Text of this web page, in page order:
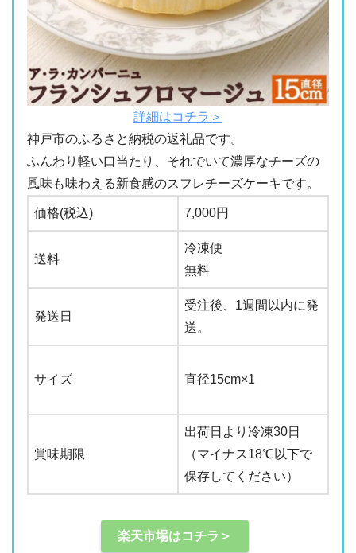
詳細はコチラ＞
神戸市のふるさと納税の返礼品です。
ふんわり軽い口当たり、それでいて濃厚なチーズの
風味も味わえる新食感のスフレチーズケーキです。
価格(税込) 7,000円
送料
冷凍便
無料
発送日
受注後、1週間以内に発
送。
サイズ 直径15cm×1
賞味期限
出荷日より冷凍30日
（マイナス18℃以下で
保存してください）
楽天市場はコチラ＞